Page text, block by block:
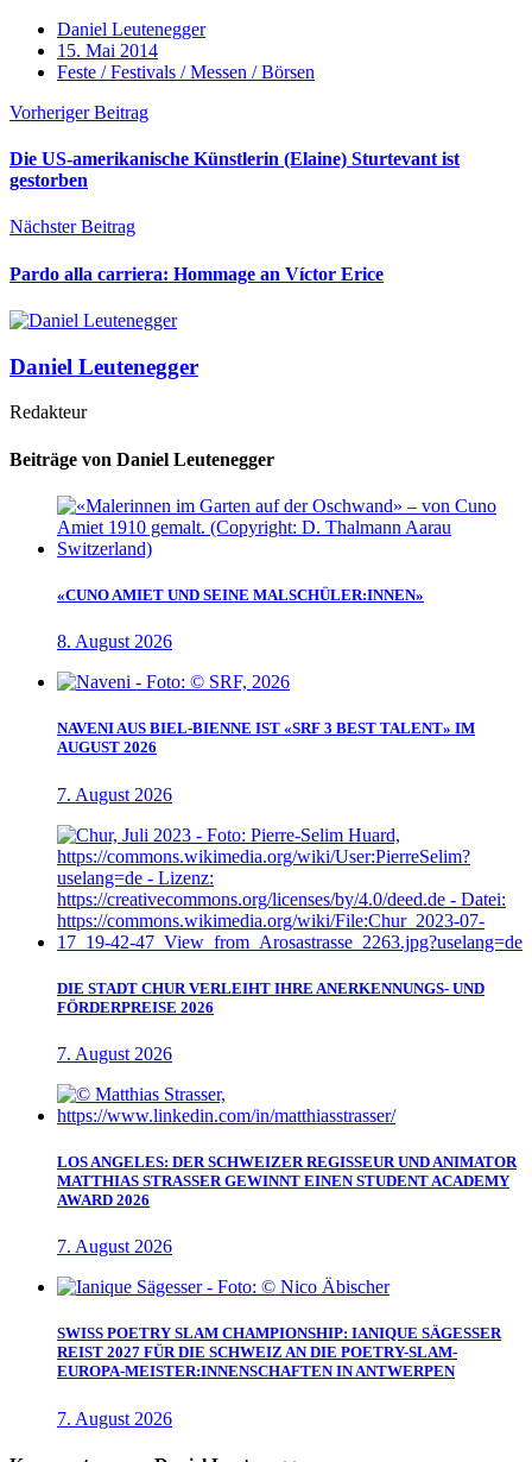
Daniel Leutenegger
15. Mai 2014
Feste / Festivals / Messen / Börsen
Vorheriger Beitrag
Die US-amerikanische Künstlerin (Elaine) Sturtevant ist
gestorben
Nächster Beitrag
Pardo alla carriera: Hommage an Víctor Erice
Daniel Leutenegger
Redakteur
Beiträge von Daniel Leutenegger
«CUNO AMIET UND SEINE MALSCHÜLER:INNEN»
8. August 2026
NAVENI AUS BIEL-BIENNE IST «SRF 3 BEST TALENT» IM
AUGUST 2026
7. August 2026
DIE STADT CHUR VERLEIHT IHRE ANERKENNUNGS- UND
FÖRDERPREISE 2026
7. August 2026
LOS ANGELES: DER SCHWEIZER REGISSEUR UND ANIMATOR
MATTHIAS STRASSER GEWINNT EINEN STUDENT ACADEMY
AWARD 2026
7. August 2026
SWISS POETRY SLAM CHAMPIONSHIP: IANIQUE SÄGESSER
REIST 2027 FÜR DIE SCHWEIZ AN DIE POETRY-SLAM-
EUROPA-MEISTER:INNENSCHAFTEN IN ANTWERPEN
7. August 2026